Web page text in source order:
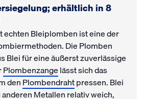
erhältlich in 8
echten Bleiplomben ist eine der
Die Plomben
Blei für eine äußerst zuverlässige
Plombenzangelässt sich das
denPlombendrahtpressen. Blei
Metallen relativ weich,